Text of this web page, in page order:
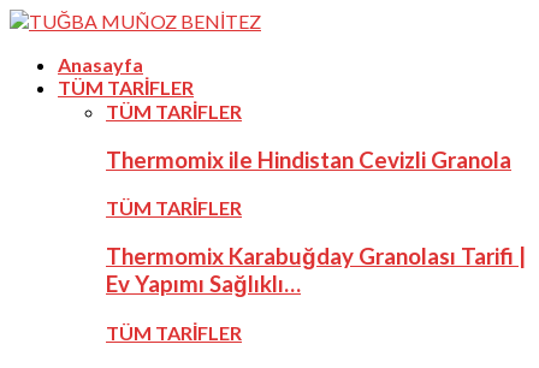
Anasayfa
TÜM TARİFLER
TÜM TARİFLER
Thermomix ile Hindistan Cevizli Granola
TÜM TARİFLER
Thermomix Karabuğday Granolası Tarifi |
Ev Yapımı Sağlıklı…
TÜM TARİFLER